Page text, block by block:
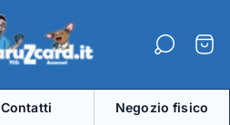
del
negozio"
Contatti Negozio fisico